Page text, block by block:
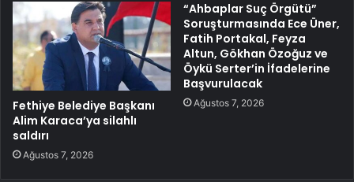
Fethiye Belediye Başkanı
Alim Karaca’ya silahlı
saldırı
Ağustos 7, 2026
“Ahbaplar Suç Örgütü”
Soruşturmasında Ece Üner,
Fatih Portakal, Feyza
Altun, Gökhan Özoğuz ve
Öykü Serter’in İfadelerine
Başvurulacak
Ağustos 7, 2026